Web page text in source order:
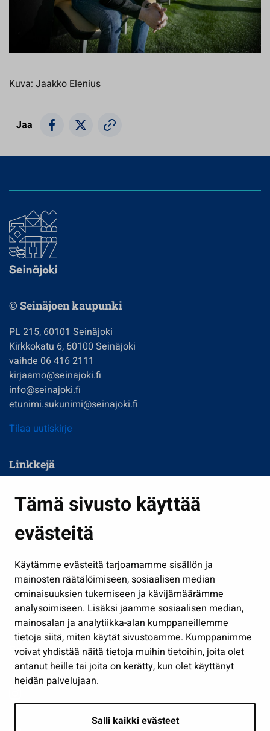
Tämä sivusto käyttää
evästeitä
Käytämme evästeitä tarjoamamme sisällön ja
mainosten räätälöimiseen, sosiaalisen median
ominaisuuksien tukemiseen ja kävijämäärämme
analysoimiseen. Lisäksi jaamme sosiaalisen median,
mainosalan ja analytiikka-alan kumppaneillemme
tietoja siitä, miten käytät sivustoamme. Kumppanimme
voivat yhdistää näitä tietoja muihin tietoihin, joita olet
antanut heille tai joita on kerätty, kun olet käyttänyt
heidän palvelujaan.
Salli kaikki evästeet
Kuva: Jaakko Elenius
Jaa
© Seinäjoen kaupunki
PL 215, 60101 Seinäjoki
Kirkkokatu 6, 60100 Seinäjoki
vaihde 06 416 2111
kirjaamo@seinajoki.fi
info@seinajoki.fi
etunimi.sukunimi@seinajoki.fi
Tilaa uutiskirje
Linkkejä
Kasvatus ja opetus
Kulttuuri ja liikunta
Työ ja yrittäminen
Osallistu ja asioi
Näytä omat evästeasetukseni
Seuraa meitä